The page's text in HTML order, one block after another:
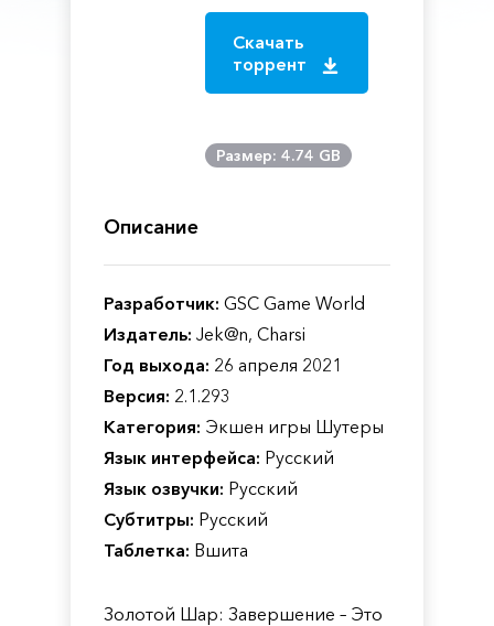
Скачать
торрент
Размер: 4.74 GB
Описание
Разработчик: GSC Game World
Издатель: Jek@n, Charsi
Год выхода: 26 апреля 2021
Версия: 2.1.293
Категория: Экшен игры Шутеры
Язык интерфейса: Русский
Язык озвучки: Русский
Субтитры: Русский
Таблетка: Вшита
Золотой Шар: Завершение – Это